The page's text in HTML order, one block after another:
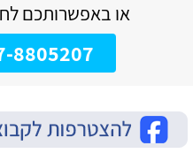
או באפשרותכם
8805207